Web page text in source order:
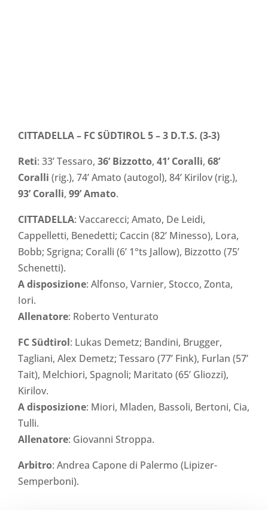
CITTADELLA – FC SÜDTIROL 5 –3 D.T.S. (3-3)
Reti: 33’ Tessaro, 36’ Bizzotto, 41’ Coralli, 68’
Coralli (rig.), 74’ Amato (autogol), 84’ Kirilov (rig.),
93’ Coralli, 99’ Amato.
CITTADELLA: Vaccarecci; Amato, De Leidi,
Cappelletti, Benedetti; Caccin (82’ Minesso), Lora,
Bobb; Sgrigna; Coralli (6’ 1°ts Jallow), Bizzotto (75’
Schenetti).
A disposizione: Alfonso, Varnier, Stocco, Zonta,
Iori.
Allenatore: Roberto Venturato
FC Südtirol: Lukas Demetz; Bandini, Brugger,
Tagliani, Alex Demetz; Tessaro (77’ Fink), Furlan (57’
Tait), Melchiori, Spagnoli; Maritato (65’ Gliozzi),
Kirilov.
A disposizione: Miori, Mladen, Bassoli, Bertoni, Cia,
Tulli.
Allenatore: Giovanni Stroppa.
Arbitro: Andrea Capone di Palermo (Lipizer-
Semperboni).